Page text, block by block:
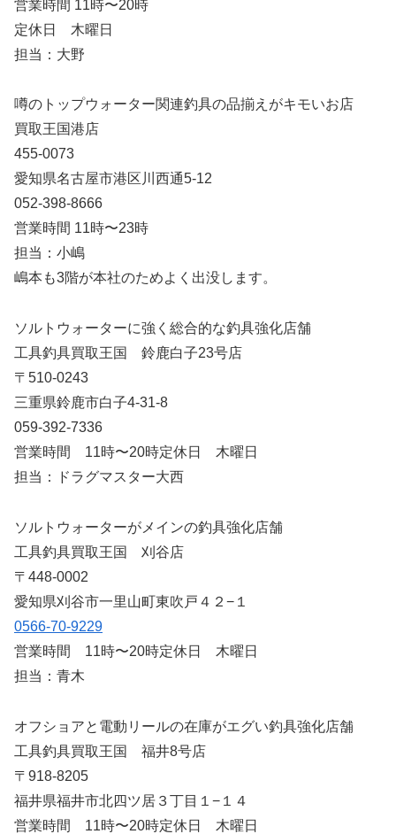
営業時間 11時〜20時
定休日 木曜日
担当：大野
噂のトップウォーター関連釣具の品揃えがキモいお店
買取王国港店
455-0073
愛知県名古屋市港区川西通5-12
052-398-8666
営業時間 11時〜23時
担当：小嶋
嶋本も3階が本社のためよく出没します。
ソルトウォーターに強く総合的な釣具強化店舗
工具釣具買取王国 鈴鹿白子23号店
〒510-0243
三重県鈴鹿市白子4-31-8
059-392-7336
営業時間 11時〜20時定休日 木曜日
担当：ドラグマスター大西
ソルトウォーターがメインの釣具強化店舗
工具釣具買取王国 刈谷店
〒448-0002
愛知県刈谷市一里山町東吹戸４２−１
0566-70-9229
営業時間 11時〜20時定休日 木曜日
担当：青木
オフショアと電動リールの在庫がエグい釣具強化店舗
工具釣具買取王国 福井8号店
〒918-8205
福井県福井市北四ツ居３丁目１−１４
営業時間 11時〜20時定休日 木曜日